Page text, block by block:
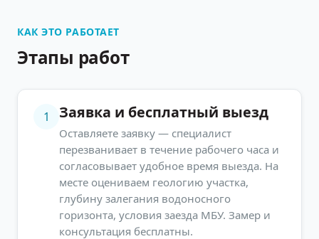
КАК ЭТО РАБОТАЕТ
Этапы работ
1 Заявка и бесплатный выезд
Оставляете заявку — специалист
перезванивает в течение рабочего часа и
согласовывает удобное время выезда. На
месте оцениваем геологию участка,
глубину залегания водоносного
горизонта, условия заезда МБУ. Замер и
консультация бесплатны.